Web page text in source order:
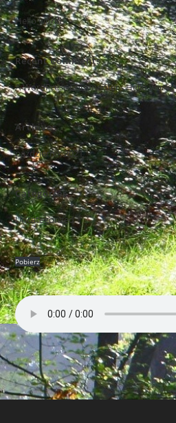
Hello world!
Recent Comments
A WordPress Commenter-Hello world!
Archives
październik 2021
Categories
Uncategorized
Pobierz